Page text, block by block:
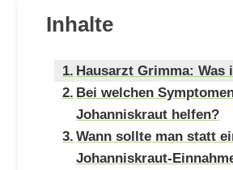
Inhalte
Hausarzt Grimma: Was
Bei welchen
Johanniskraut helfen?
Wann sollte man statt
Johanniskraut-